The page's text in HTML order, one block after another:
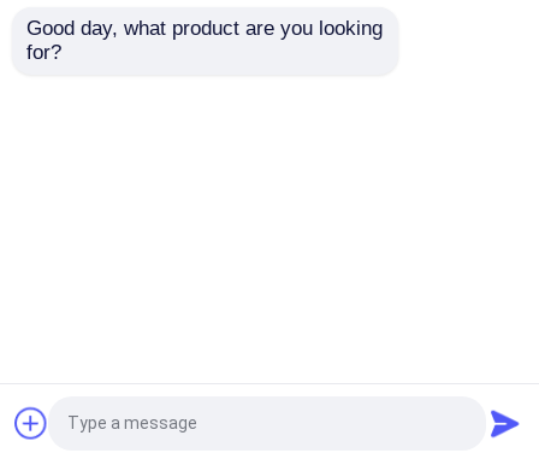
Fabriek.Copyright © 2025 Chanchiyo Holdings
Good day, what product are you looking
for?